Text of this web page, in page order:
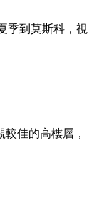
季到莫斯科，視
佳的高樓層，